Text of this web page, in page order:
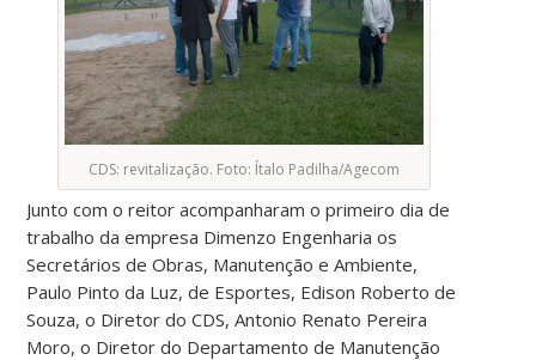
CDS: revitalização. Foto: Ítalo Padilha/Agecom
Junto com o reitor acompanharam o primeiro dia de
trabalho da empresa Dimenzo Engenharia os
Secretários de Obras, Manutenção e Ambiente,
Paulo Pinto da Luz, de Esportes, Edison Roberto de
Souza, o Diretor do CDS, Antonio Renato Pereira
Moro, o Diretor do Departamento de Manutenção